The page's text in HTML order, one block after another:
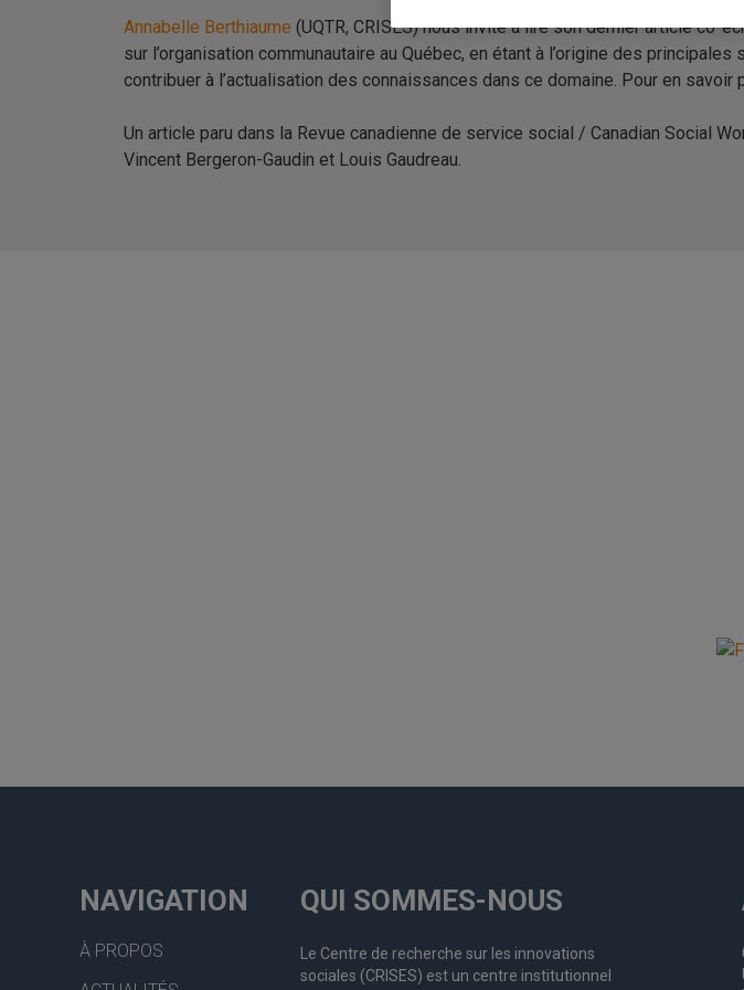
Annabelle Berthiaume (UQTR, CRISES) nous invite à lire son dernier article co-
sur l’organisation communautaire au Québec, en étant à l’origine des
contribuer à l’actualisation des connaissances dans ce domaine. Pour en
Un article paru dans la Revue canadienne de service social / Canadian Social
Vincent Bergeron-Gaudin et Louis Gaudreau.
NAVIGATION
À PROPOS
QUI SOMMES-NOUS
Le Centre de recherche sur les innovations
sociales (CRISES) est un centre institutionnel